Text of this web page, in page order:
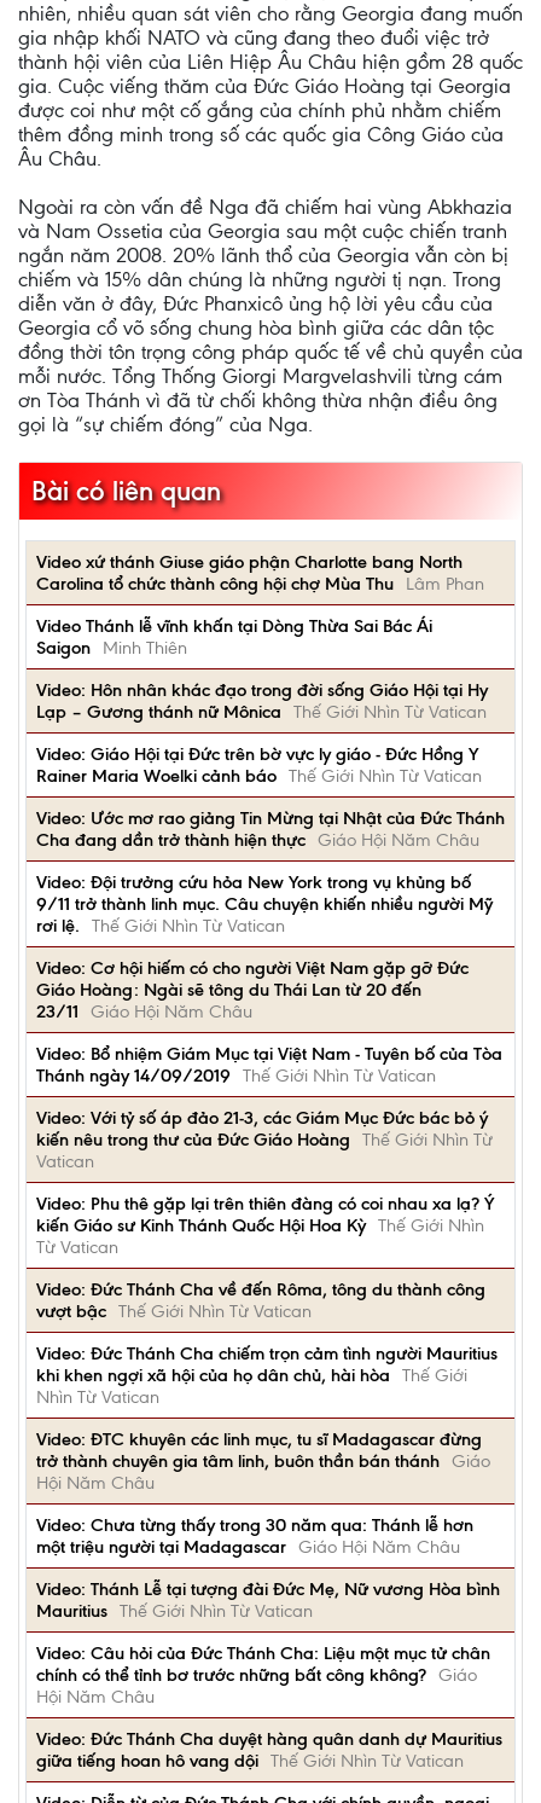
nhiên, nhiều quan sát viên cho rằng Georgia đang muốn
gia nhập khối NATO và cũng đang theo đuổi việc trở
thành hội viên của Liên Hiệp Âu Châu hiện gồm 28 quốc
gia. Cuộc viếng thăm của Đức Giáo Hoàng tại Georgia
được coi như một cố gắng của chính phủ nhằm chiếm
thêm đồng minh trong số các quốc gia Công Giáo của
Âu Châu.
Ngoài ra còn vấn đề Nga đã chiếm hai vùng Abkhazia
và Nam Ossetia của Georgia sau một cuộc chiến tranh
ngắn năm 2008. 20% lãnh thổ của Georgia vẫn còn bị
chiếm và 15% dân chúng là những người tị nạn. Trong
diễn văn ở đây, Đức Phanxicô ủng hộ lời yêu cầu của
Georgia cổ võ sống chung hòa bình giữa các dân tộc
đồng thời tôn trọng công pháp quốc tế về chủ quyền của
mỗi nước. Tổng Thống Giorgi Margvelashvili từng cám
ơn Tòa Thánh vì đã từ chối không thừa nhận điều ông
gọi là “sự chiếm đóng” của Nga.
Bài có liên quan
Video xứ thánh Giuse giáo phận Charlotte bang North
Carolina tổ chức thành công hội chợ Mùa Thu
Lâm Phan
Video Thánh lễ vĩnh khấn tại Dòng Thừa Sai Bác Ái
Saigon
Minh Thiên
Video: Hôn nhân khác đạo trong đời sống Giáo Hội tại Hy
Lạp – Gương thánh nữ Mônica
Thế Giới Nhìn Từ Vatican
Video: Giáo Hội tại Đức trên bờ vực ly giáo - Đức Hồng Y
Rainer Maria Woelki cảnh báo Thế Giới Nhìn Từ Vatican
Video: Ước mơ rao giảng Tin Mừng tại Nhật của Đức Thánh
Cha đang dần trở thành hiện thực Giáo Hội Năm Châu
Video: Đội trưởng cứu hỏa New York trong vụ khủng bố
9/11 trở thành linh mục. Câu chuyện khiến nhiều người Mỹ
rơi lệ.
Thế Giới Nhìn Từ Vatican
Video: Cơ hội hiếm có cho người Việt Nam gặp gỡ Đức
Giáo Hoàng: Ngài sẽ tông du Thái Lan từ 20 đến
23/11
Giáo Hội Năm Châu
Video: Bổ nhiệm Giám Mục tại Việt Nam - Tuyên bố của Tòa
Thánh ngày 14/09/2019
Thế Giới Nhìn Từ Vatican
Video: Với tỷ số áp đảo 21-3, các Giám Mục Đức bác bỏ ý
kiến nêu trong thư của Đức Giáo Hoàng
Thế Giới Nhìn Từ
Vatican
Video: Phu thê gặp lại trên thiên đàng có coi nhau xa lạ? Ý
kiến Giáo sư Kinh Thánh Quốc Hội Hoa Kỳ Thế Giới Nhìn
Từ Vatican
Video: Đức Thánh Cha về đến Rôma, tông du thành công
vượt bậc Thế Giới Nhìn Từ Vatican
Video: Đức Thánh Cha chiếm trọn cảm tình người Mauritius
khi khen ngợi xã hội của họ dân chủ, hài hòa
Thế Giới
Nhìn Từ Vatican
Video: ĐTC khuyên các linh mục, tu sĩ Madagascar đừng
trở thành chuyên gia tâm linh, buôn thần bán thánh Giáo
Hội Năm Châu
Video: Chưa từng thấy trong 30 năm qua: Thánh lễ hơn
một triệu người tại Madagascar Giáo Hội Năm Châu
Video: Thánh Lễ tại tượng đài Đức Mẹ, Nữ vương Hòa bình
Mauritius Thế Giới Nhìn Từ Vatican
Video: Câu hỏi của Đức Thánh Cha: Liệu một mục tử chân
chính có thể tỉnh bơ trước những bất công không? Giáo
Hội Năm Châu
Video: Đức Thánh Cha duyệt hàng quân danh dự Mauritius
giữa tiếng hoan hô vang dội Thế Giới Nhìn Từ Vatican